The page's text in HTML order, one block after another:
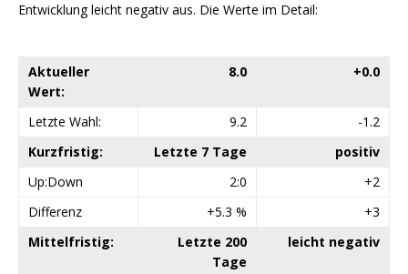
Entwicklung leicht negativ aus. Die Werte im Detail:
Aktueller
Wert:
8.0 +0.0
Letzte Wahl: 9.2
-1.2
Kurzfristig:
Letzte 7 Tage
positiv
Up:Down
2:0
+2
Differenz
+5.3 %
+3
Mittelfristig:
Letzte 200
Tage
leicht negativ